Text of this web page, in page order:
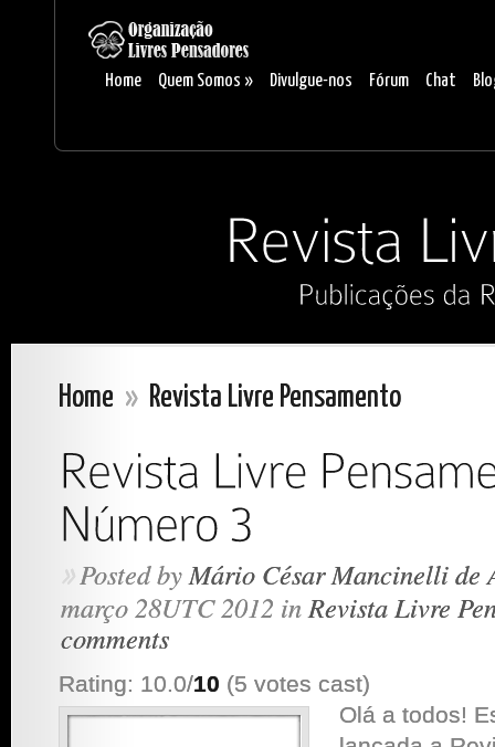
Home Quem Somos » Divulgue-nos Fórum Chat
Home » Revista Livre Pensamento
»Posted byMário César Mancinelli de
março 28UTC 2012 inRevista Livre
comments
Rating: 10.0/10 (5 votes cast)
Olá a todos!